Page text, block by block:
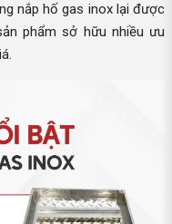
nắp hố gas inox lại được
phẩm sở hữu nhiều ưu